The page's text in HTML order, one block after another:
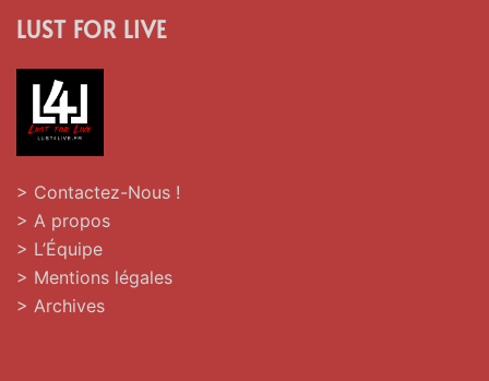
LUST FOR LIVE
> Contactez-Nous !
> A propos
> L’Équipe
> Mentions légales
> Archives